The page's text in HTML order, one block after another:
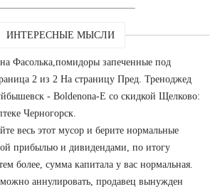
ИНТЕРЕСНЫЕ МЫСЛИ
Фасолька,помидоры запеченные под
2 из 2 На страницу Пред. Треноджед
- Boldenona-E со скидкой Щелково:
Черногорск.
весь этот мусор и берите нормальные
прибылью и дивидендами, по итогу
более, сумма капитала у вас нормальная.
аннулировать, продавец вынужден